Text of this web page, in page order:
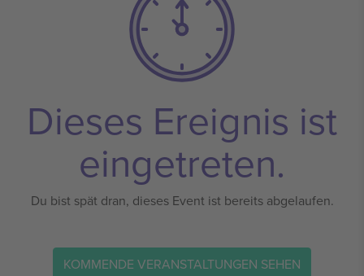
Dieses Ereignis ist
eingetreten.
Du bist spät dran, dieses Event ist bereits abgelaufen.
KOMMENDE VERANSTALTUNGEN SEHEN